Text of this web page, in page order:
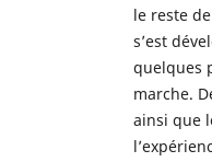
le reste
s’est
quelques
marche.
ainsi que